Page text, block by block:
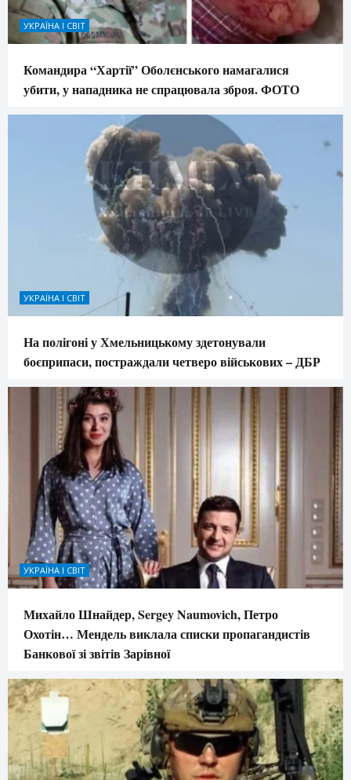
УКРАЇНА І СВІТ
Командира “Хартії” Оболєнського намагалися
убити, у нападника не спрацювала зброя. ФОТО
УКРАЇНА І СВІТ
На полігоні у Хмельницькому здетонували
боєприпаси, постраждали четверо військових – ДБР
УКРАЇНА І СВІТ
Михайло Шнайдер, Sergey Naumovich, Петро
Охотін… Мендель виклала списки пропагандистів
Банкової зі звітів Зарівної